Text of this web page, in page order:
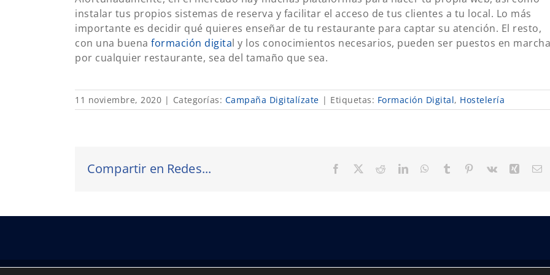
instalar tus propios sistemas de reserva y facilitar el acceso de tus clientes a tu local. Lo más
importante es decidir qué quieres enseñar de tu restaurante para captar su atención. El resto,
con una buena formación digital y los conocimientos necesarios, pueden ser puestos en marcha
por cualquier restaurante, sea del tamaño que sea.
11 noviembre, 2020 | Categorías: Campaña Digitalízate | Etiquetas: Formación Digital, Hostelería
Compartir en Redes... Facebook RedditLinkedInWhatsApp
Tumblr Pinterest
Vk Xing